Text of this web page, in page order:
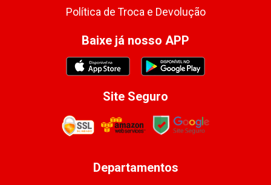
Política de Troca e Devolução
Baixe já nosso APP
Site Seguro
Departamentos